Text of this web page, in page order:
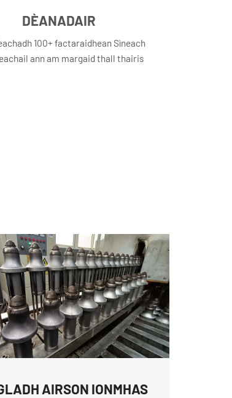
DÈANADAIR
100+ factaraidhean Sìneach
ann am margaid thall thairis
AIRSON IONMHAS